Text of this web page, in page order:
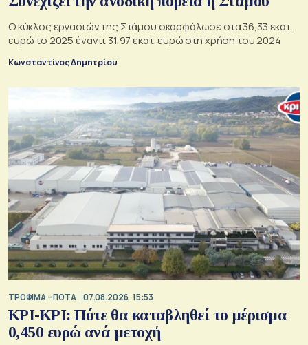
Ο κύκλος εργασιών της Στάμου σκαρφάλωσε στα 36,33 εκατ.
ευρώ το 2025 έναντι 31,97 εκατ. ευρώ στη χρήση του 2024
Κωνσταντίνος Δημητρίου
ΤΡΟΦΙΜΑ – ΠΟΤΑ 07.08.2026, 15:53
ΚΡΙ-ΚΡΙ: Πότε θα καταβληθεί το μέρισμα
0,450 ευρώ ανά μετοχή